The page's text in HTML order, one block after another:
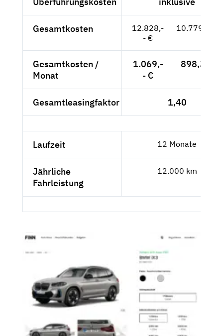
Gesamtkosten
12.828,-
- €
10.779,83 €
Gesamtkosten /
Monat
1.069,-
- €
898,32 €
Gesamtleasingfaktor 1,40
Laufzeit 12 Monate
Jährliche
Fahrleistung
12.000 km